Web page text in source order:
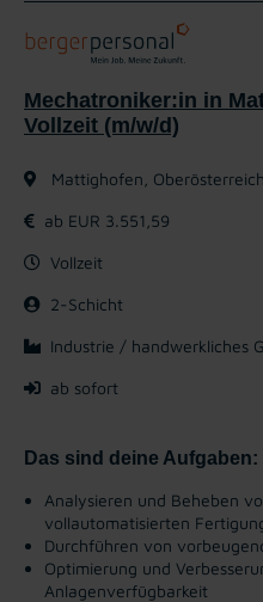
Mechatroniker:in in
Vollzeit (m/w/d)
Mattighofen, Oberösterreich
ab EUR 3.551,59
Vollzeit
2-Schicht
Industrie / handwerkliches
ab sofort
Das sind deine Aufgaben:
Analysieren und Beheben
vollautomatisierten
Durchführen von
Optimierung und
Anlagenverfügbarkeit